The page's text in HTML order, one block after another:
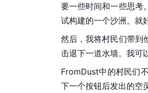
要一些时间和一些思考
试构建的一个沙洲。就
然后，我将村民们带到
击退下一道水墙。我可
FromDust中的村民们
下一个按钮后发出的空